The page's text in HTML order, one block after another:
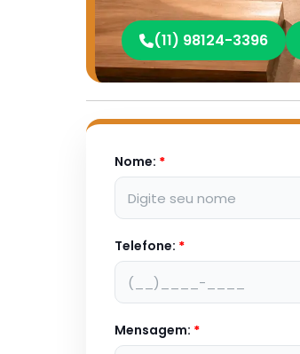
(11) 98124-3396
Nome: *
Telefone: *
Mensagem: *